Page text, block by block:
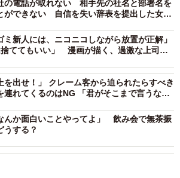
の電話が取れない 相手先の社名と部署名を
ができない 自信を失い辞表を提出した女性
ミ新人には、ニコニコしながら放置が正解」
捨ててもいい」 漫画が描く、過激な上司
を出せ！」 クレーム客から迫られたらすべき
れてくるのはNG 「君がそこまで言うなら
んか面白いことやってよ」 飲み会で無茶振
うする？